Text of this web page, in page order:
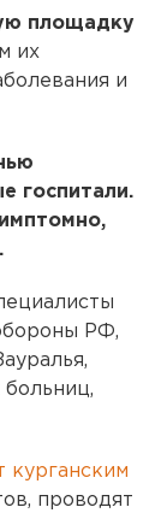
площадку
их
и
госпитали.
РФ,
курганским
проводят